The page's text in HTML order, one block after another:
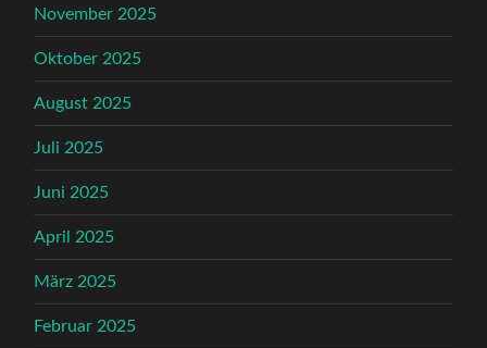
November 2025
Oktober 2025
August 2025
Juli 2025
Juni 2025
April 2025
März 2025
Februar 2025